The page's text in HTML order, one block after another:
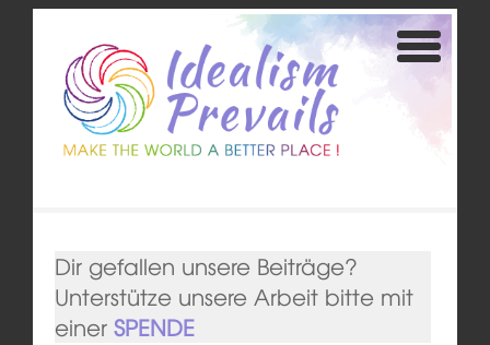
Dir gefallen unsere Beiträge?
Unterstütze unsere Arbeit bitte mit
einer SPENDE